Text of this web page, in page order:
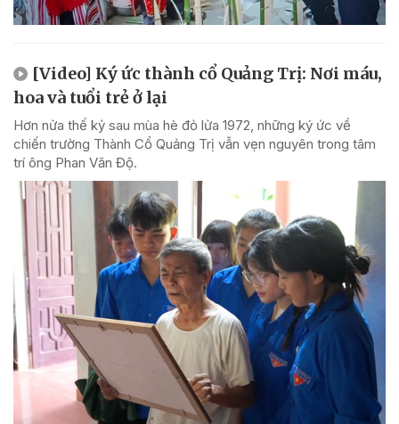
[Video] Ký ức thành cổ Quảng Trị: Nơi máu,
hoa và tuổi trẻ ở lại
Hơn nửa thế kỷ sau mùa hè đỏ lửa 1972, những ký ức về
chiến trường Thành Cổ Quảng Trị vẫn vẹn nguyên trong tâm
trí ông Phan Văn Độ.